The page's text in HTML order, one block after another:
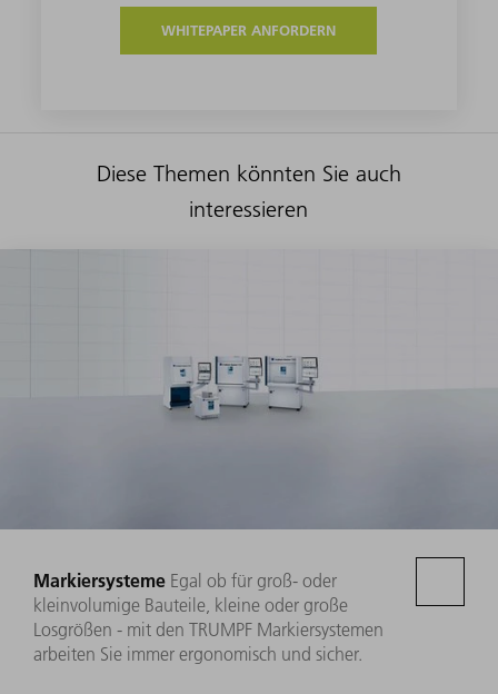
WHITEPAPER ANFORDERN
Diese Themen könnten Sie auch
interessieren
Markiersysteme Egal ob für groß- oder
kleinvolumige Bauteile, kleine oder große
Losgrößen - mit den TRUMPF Markiersystemen
arbeiten Sie immer ergonomisch und sicher.